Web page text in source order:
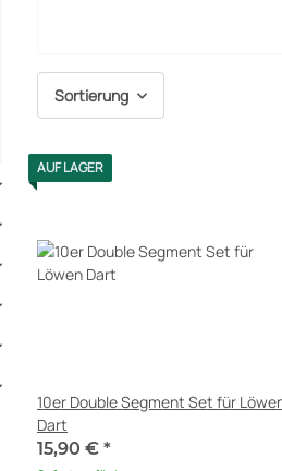
Sortierung
AUF LAGER
10er Double Segment Set für Löwen
Dart
15,90 € *